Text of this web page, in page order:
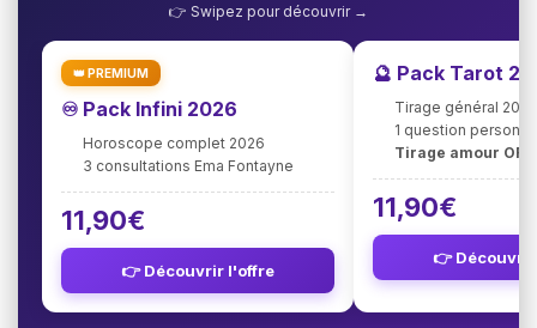
👉 Swipez pour découvrir →
👑 PREMIUM
♾️ Pack Infini 2026
Horoscope complet 2026
3 consultations Ema Fontayne
11,90€
👉 Découvrir l'offre
🔮 Pack Tarot
Tirage général 2026
1 question
Tirage amour
11,90€
👉